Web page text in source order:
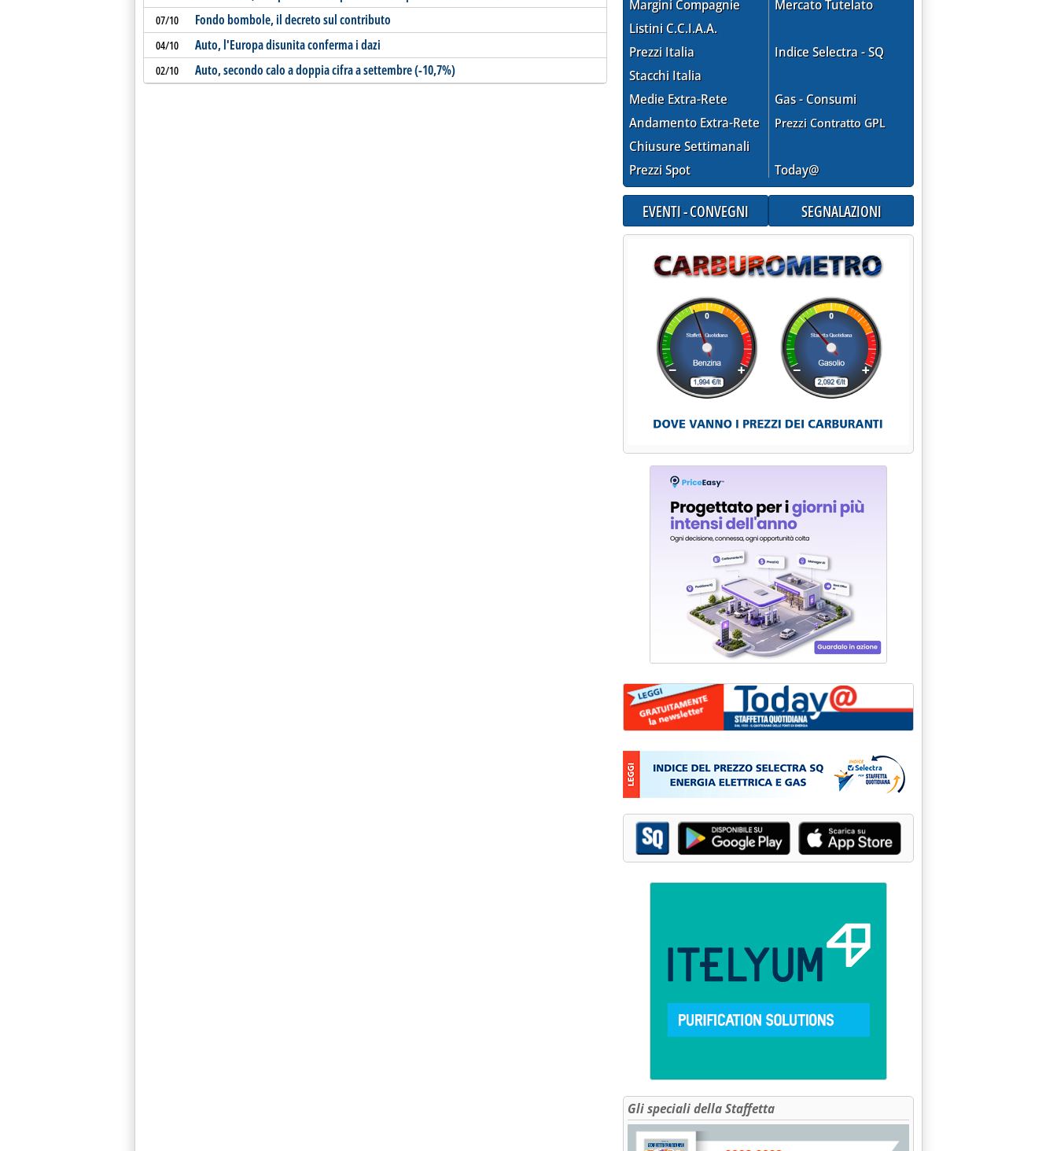
07/10 Fondo bombole, il decreto sul contributo
04/10 Auto, l'Europa disunita conferma i dazi
02/10 Auto, secondo calo a doppia cifra a settembre (-10,7%)
Margini Compagnie
Listini C.C.I.A.A.
Prezzi Italia
Stacchi Italia
Medie Extra-Rete
Andamento Extra-Rete
Chiusure Settimanali
Prezzi Spot
Mercato Tutelato
Indice Selectra - SQ
Gas - Consumi
Prezzi Contratto GPL
Today@
EVENTI - CONVEGNI SEGNALAZIONI
Gli speciali della Staffetta